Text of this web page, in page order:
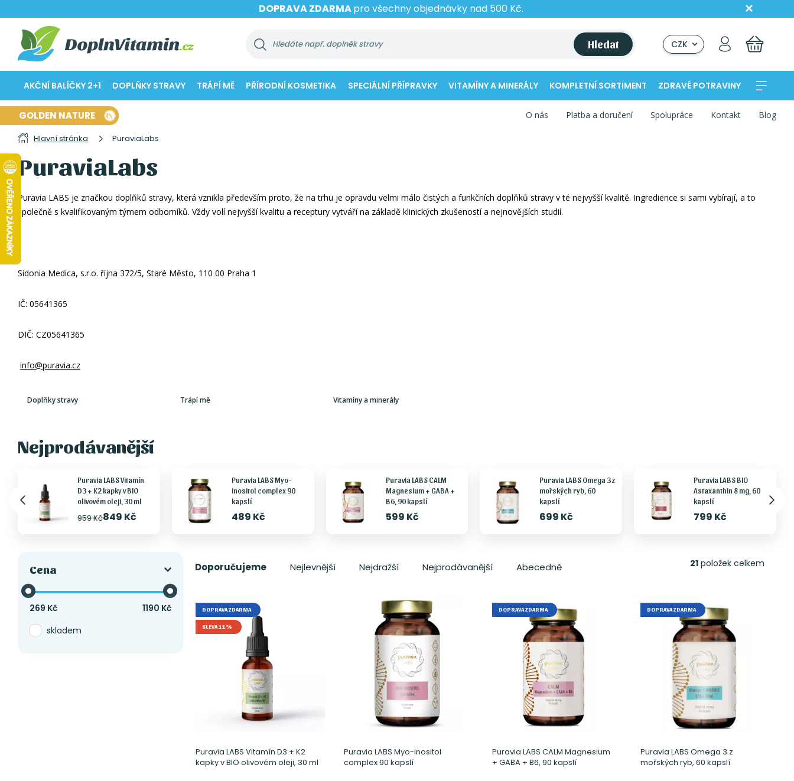
DOPRAVA ZDARMApro všechny objednávky nad 500 Kč.
Hledat CZK
AKČNÍ BALÍČKY 2+1 DOPLŇKY STRAVY TRÁPÍ MĚ PŘÍRODNÍ KOSMETIKA SPECIÁLNÍ PŘÍPRAVKY VITAMÍNY A MINERÁLY KOMPLETNÍ SORTIMENT ZDRAVÉ POTRAVINY
GOLDEN NATURE O nás Platba a doručení Spolupráce Kontakt Blog
Hlavní stránka PuraviaLabs
PuraviaLabs
Puravia LABS je značkou doplňků stravy, která vznikla především proto, že na trhu je opravdu velmi málo čistých a funkčních doplňků stravy v té nejvyšší kvalitě. Ingredience si sami vybírají, a to
společně s kvalifikovaným týmem odborníků. Vždy volí nejvyšší kvalitu a receptury vytváří na základě klinických zkušeností a nejnovějších studií.
Sidonia Medica, s.r.o. října 372/5, Staré Město, 110 00 Praha 1
IČ: 05641365
DIČ: CZ05641365
info@puravia.cz
Doplňky stravy Trápí mě Vitamíny a minerály
Nejprodávanější
Puravia LABS Vitamín
D3 + K2 kapky v BIO
olivovém oleji, 30 ml
959 Kč849 Kč
Puravia LABS Myo-
inositol complex 90
kapslí
489 Kč
Puravia LABS CALM
Magnesium + GABA +
B6, 90 kapslí
599 Kč
Puravia LABS Omega 3 z
mořských ryb, 60
kapslí
699 Kč
Puravia LABS BIO
Astaxanthin 8 mg, 60
kapslí
799 Kč
Doporučujeme Nejlevnější Nejdražší Nejprodávanější Abecedně 21 položek celkem
DOPRAVA ZDARMA
SLEVA 11%
Puravia LABS Vitamín D3 + K2
kapky v BIO olivovém oleji, 30 ml
Puravia LABS Myo-inositol
complex 90 kapslí
DOPRAVA ZDARMA
Puravia LABS CALM Magnesium
+ GABA + B6, 90 kapslí
DOPRAVA ZDARMA
Puravia LABS Omega 3 z
mořských ryb, 60 kapslí
Cena
269 Kč 1190 Kč
skladem